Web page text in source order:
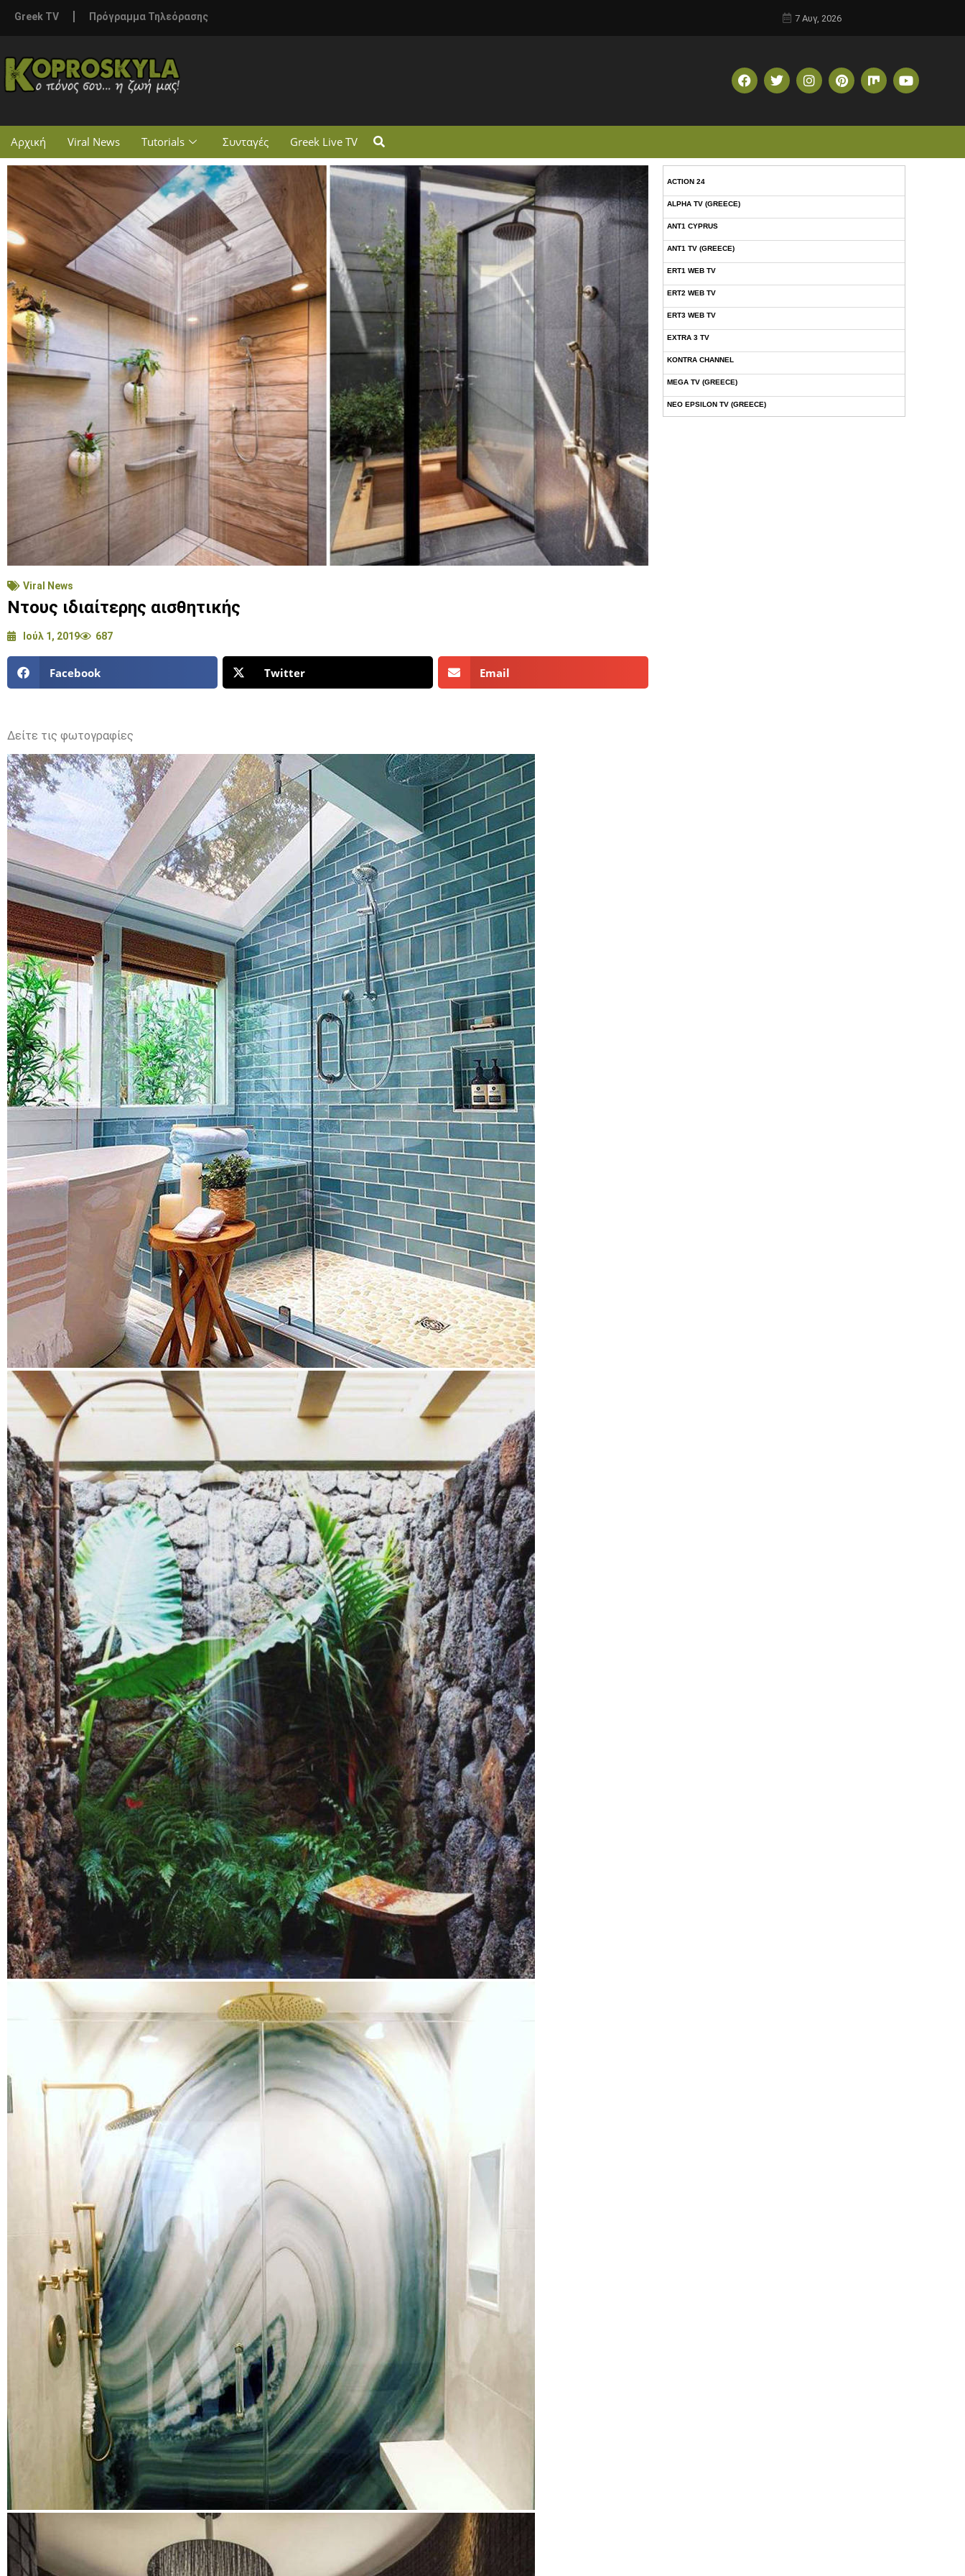
Greek TV Πρόγραμμα Τηλεόρασης 7 Αυγ, 2026
Αρχική Viral News Tutorials Συνταγές Greek Live TV
Viral News
Ντους ιδιαίτερης αισθητικής
Ιούλ 1, 2019 687
Facebook Twitter Email
Δείτε τις φωτογραφίες
ACTION 24
ALPHA TV (GREECE)
ANT1 CYPRUS
ANT1 TV (GREECE)
ERT1 WEB TV
ERT2 WEB TV
ERT3 WEB TV
EXTRA 3 TV
KONTRA CHANNEL
MEGA TV (GREECE)
NEO EPSILON TV (GREECE)